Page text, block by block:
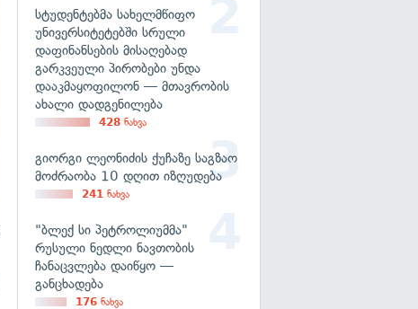
სტუდენტებმა სახელმწიფო
უნივერსიტეტებში სრული
დაფინანსების მისაღებად
გარკვეული პირობები უნდა
დააკმაყოფილონ — მთავრობის
ახალი დადგენილება
428 ნახვა
გიორგი ლეონიძის ქუჩაზე საგზაო
მოძრაობა 10 დღით იზღუდება
241 ნახვა
"ბლექ სი პეტროლიუმმა"
რუსული ნედლი ნავთობის
ჩანაცვლება დაიწყო —
განცხადება
176 ნახვა